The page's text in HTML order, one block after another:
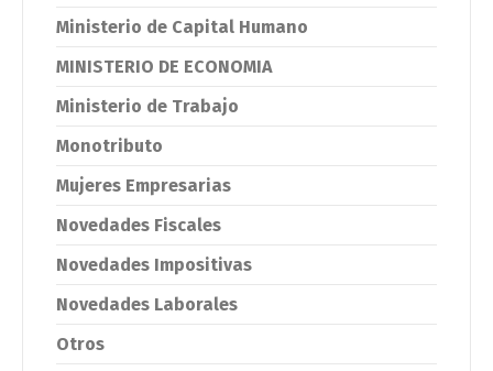
Ministerio de Capital Humano
MINISTERIO DE ECONOMIA
Ministerio de Trabajo
Monotributo
Mujeres Empresarias
Novedades Fiscales
Novedades Impositivas
Novedades Laborales
Otros